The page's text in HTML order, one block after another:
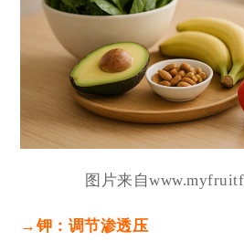
图片来自
→ 钾：调节渗透压